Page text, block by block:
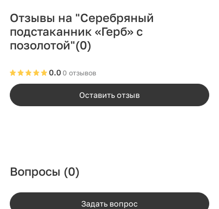
Отзывы на "Серебряный
подстаканник «Герб» с
позолотой"(0)
0 отзывов
0.0
Оставить отзыв
Вопросы (0)
Задать вопрос